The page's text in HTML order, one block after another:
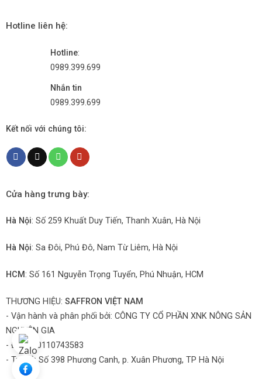
Hotline liên hệ:
Hotline:
0989.399.699
Nhắn tin
0989.399.699
Kết nối với chúng tôi:
Cửa hàng trưng bày:
Hà Nội: Số 259 Khuất Duy Tiến, Thanh Xuân, Hà Nội
Hà Nội: Sa Đôi, Phú Đô, Nam Từ Liêm, Hà Nội
HCM : Số 161 Nguyễn Trọng Tuyển, Phú Nhuận, HCM
THƯƠNG HIỆU: SAFFRON VIỆT NAM
- Vận hành và phân phối bởi: CÔNG TY CỔ PHẦN XNK NÔNG SẢN
NGUYÊN GIA
- ĐKKD: 0110743583
- Trụ sở: Số 398 Phương Canh, p. Xuân Phương, TP Hà Nội